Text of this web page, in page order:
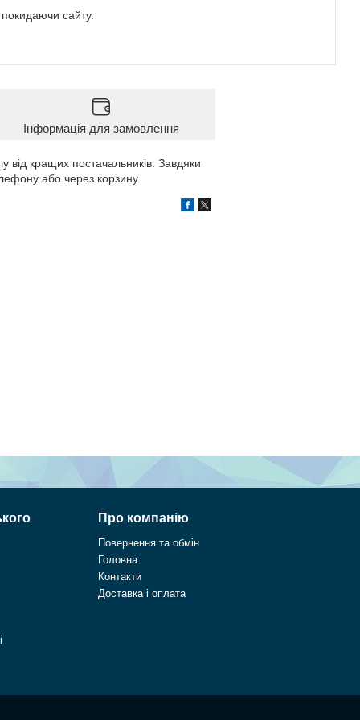
сайту.
Інформація для замовлення
від кращих постачальників. Завдяки
або через корзину.
Про компанію
Повернення та обмін
Головна
Контакти
Доставка і оплата